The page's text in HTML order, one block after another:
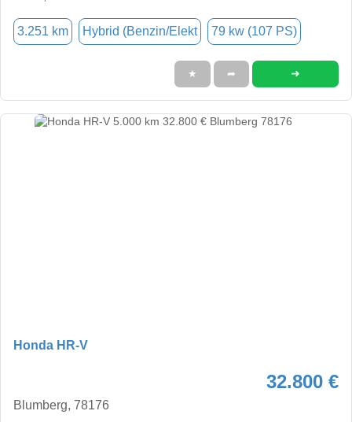
3.251 km Hybrid (Benzin/Elekt 79 kw (107 PS)
★ ➦ ➜
Honda HR-V
32.800 €
Blumberg, 78176